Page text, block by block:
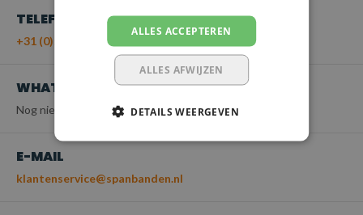
TELEFOON
+31 (0)55 - 203 21 43
WHATSAPP
Nog niet beschikbaar
E-MAIL
klantenservice@spanbanden.nl
ALLES ACCEPTEREN
ALLES AFWIJZEN
DETAILS WEERGEVEN